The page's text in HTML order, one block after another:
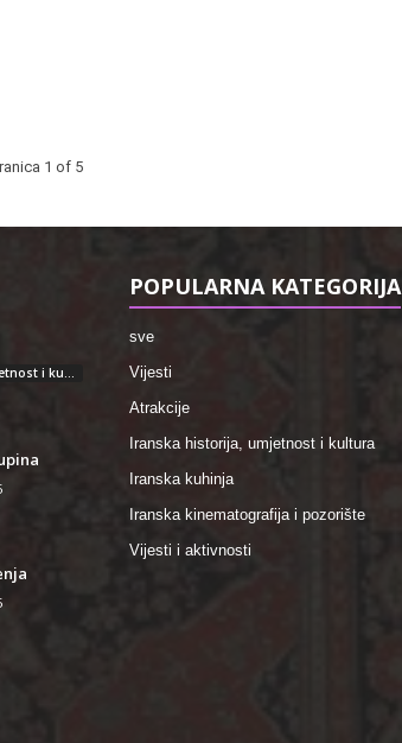
1 of 5
Iranska historija, umjetnost i kultura
POPULARNA KATEGORIJA
sve
Vijesti
Atrakcije
Iranska historija, umjetnost i kultura
Iranska kuhinja
Iranska kinematografija i pozorište
Vijesti i aktivnosti